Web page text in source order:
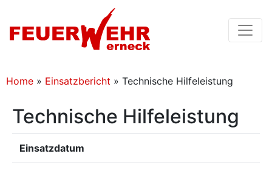
Home » Einsatzbericht » Technische Hilfeleistung
Technische Hilfeleistung
Einsatzdatum